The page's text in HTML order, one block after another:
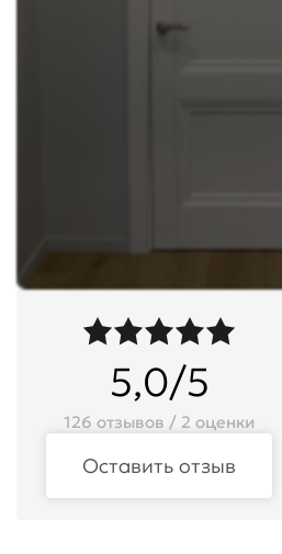
5,0/5
126 отзывов / 2 оценки
Оставить отзыв